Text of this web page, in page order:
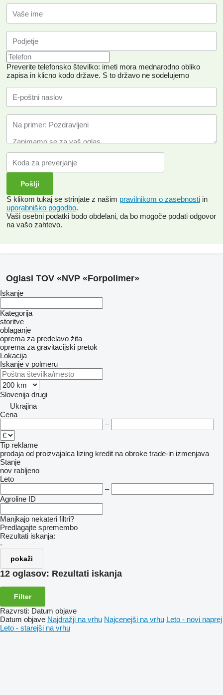
Preverite telefonsko številko: imeti mora mednarodno obliko
zapisa in klicno kodo države. S to državo ne sodelujemo
S klikom tukaj se strinjate z našim pravilnikom o zasebnosti in
uporabniško pogodbo.
Vaši osebni podatki bodo obdelani, da bo mogoče podati odgovor
na vašo zahtevo.
Oglasi TOV «NVP «Forpolimer»
Iskanje
Kategorija
storitve
oblaganje
oprema za predelavo žita
oprema za gravitacijski pretok
Lokacija
Iskanje v polmeru
Slovenija drugi
Ukrajina
Cena
–
Tip reklame
prodaja od proizvajalca lizing kredit na obroke trade-in izmenjava
Stanje
nov rabljeno
Leto
–
Agroline ID
Manjkajo nekateri filtri?
Predlagajte spremembo
Rezultati iskanja:
-
pokaži
12 oglasov: Rezultati iskanja
Filter
Razvrsti: Datum objave
Datum objave Najdražji na vrhu Najcenejši na vrhu Leto - novi naprej
Leto - starejši na vrhu